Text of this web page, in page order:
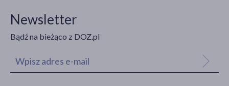
Newsletter
Bądź na bieżąco z DOZ.pl